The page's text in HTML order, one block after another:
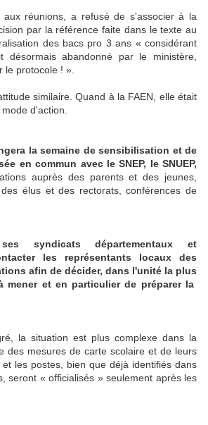
aux réunions, a refusé de s'associer à la
par la référence faite dans le texte au
des bacs pro 3 ans « considérant
désormais abandonné par le ministère,
le protocole ! ».
similaire. Quand à la FAEN, elle était
d'action.
la semaine de sensibilisation et de
en commun avec le SNEP, le SNUEP,
auprès des parents et des jeunes,
élus et des rectorats, conférences de
syndicats départementaux et
les représentants locaux des
afin de décider, dans l'unité la plus
mener et en particulier de préparer la
la situation est plus complexe dans la
des mesures de carte scolaire et de leurs
les postes, bien que déjà identifiés dans
seront « officialisés » seulement après les